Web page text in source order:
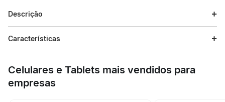
Descrição
Desenvolvido para o jogador que busca um boné leve e
esportes de raquete. O boné Artengo TC 500 protege o rosto
do sol durante o jogo sem causar desconforto, absorvendo e
bloqueando a transpiração na testa para evitar que escorra
Características
Esporte
Celulares e Tablets mais vendidos para
empresas